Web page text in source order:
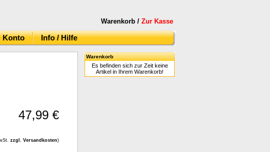
Warenkorb / Zur Kasse
Konto Info / Hilfe
47,99 €
zzgl. Versandkosten)
Warenkorb
Es befinden sich zur Zeit keine
Artikel in Ihrem Warenkorb!